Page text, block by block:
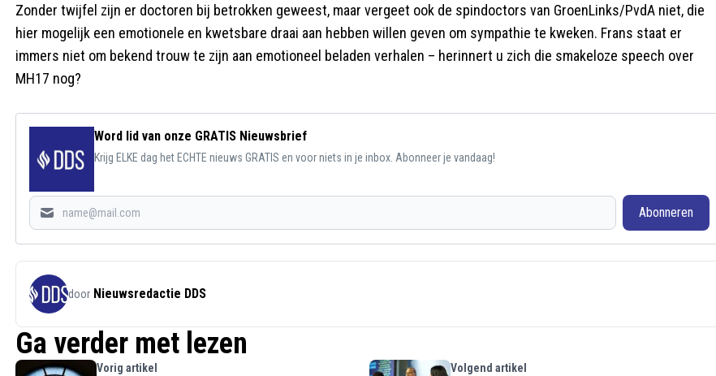
Zonder twijfel zijn er doctoren bij betrokken geweest, maar vergeet ook de spindoctors van GroenLinks/PvdA niet, die
hier mogelijk een emotionele en kwetsbare draai aan hebben willen geven om sympathie te kweken. Frans staat er
immers niet om bekend trouw te zijn aan emotioneel beladen verhalen – herinnert u zich die smakeloze speech over
MH17 nog?
Word lid van onze GRATIS Nieuwsbrief
Krijg ELKE dag het ECHTE nieuws GRATIS en voor niets in je inbox. Abonneer je vandaag!
Abonneren
door Nieuwsredactie DDS
Ga verder met lezen
Vorig artikel Volgend artikel